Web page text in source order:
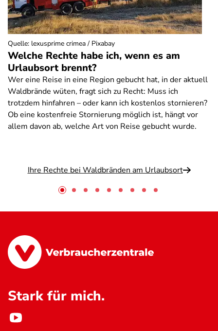
Welche Rechte habe ich, wenn es am
Urlaubsort brennt?
Wer eine Reise in eine Region gebucht hat, in der aktuell
Waldbrände wüten, fragt sich zu Recht: Muss ich
trotzdem hinfahren – oder kann ich kostenlos stornieren?
Ob eine kostenfreie Stornierung möglich ist, hängt vor
allem davon ab, welche Art von Reise gebucht wurde.
Ihre Rechte bei Waldbränden am Urlaubsort
Quelle: lexusprime crimea / Pixabay
Stark für mich.